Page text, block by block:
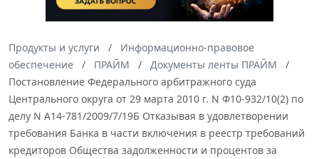
Продукты и услуги
Информационно-правовое
обеспечение
ПРАЙМ
Документы ленты ПРАЙМ
Постановление Федерального арбитражного суда
Центрального округа от 29 марта 2010 г. N Ф10-932/10(2) по
делу N А14-781/2009/7/19Б Отказывая в удовлетворении
требования Банка в части включения в реестр требований
кредиторов Общества задолженности и процентов за